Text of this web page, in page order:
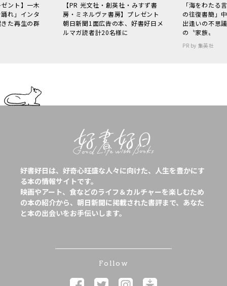
ント】一木
れ」インタ
た再生の群
【PR 光文社・創英社・みすず書
房・ミネルヴァ書房】プレゼント
朝日新聞1面広告の本、好書好日メ
ルマガ読者計20名様に
「海をわた
の往復書簡」
出逢いの不思
の〝家族〟
PR by 集英社
好書好日は、好奇心旺盛な人々に向けた、人生を豊かにす
る本の情報サイトです。
映画やアート、食などのライフ＆カルチャーを楽しむため
の本の紹介から、朝日新聞に掲載された書評まで、あなた
と本の出会いをお手伝いします。
Follow